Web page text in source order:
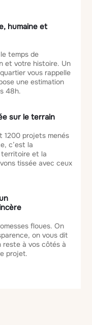
humaine et
temps de
et votre histoire. Un
vous rappelle
une estimation
48h.
sur le terrain
1200 projets menés
c’est la
et la
tissée avec ceux
floues. On
on vous dit
reste à vos côtés à
projet.